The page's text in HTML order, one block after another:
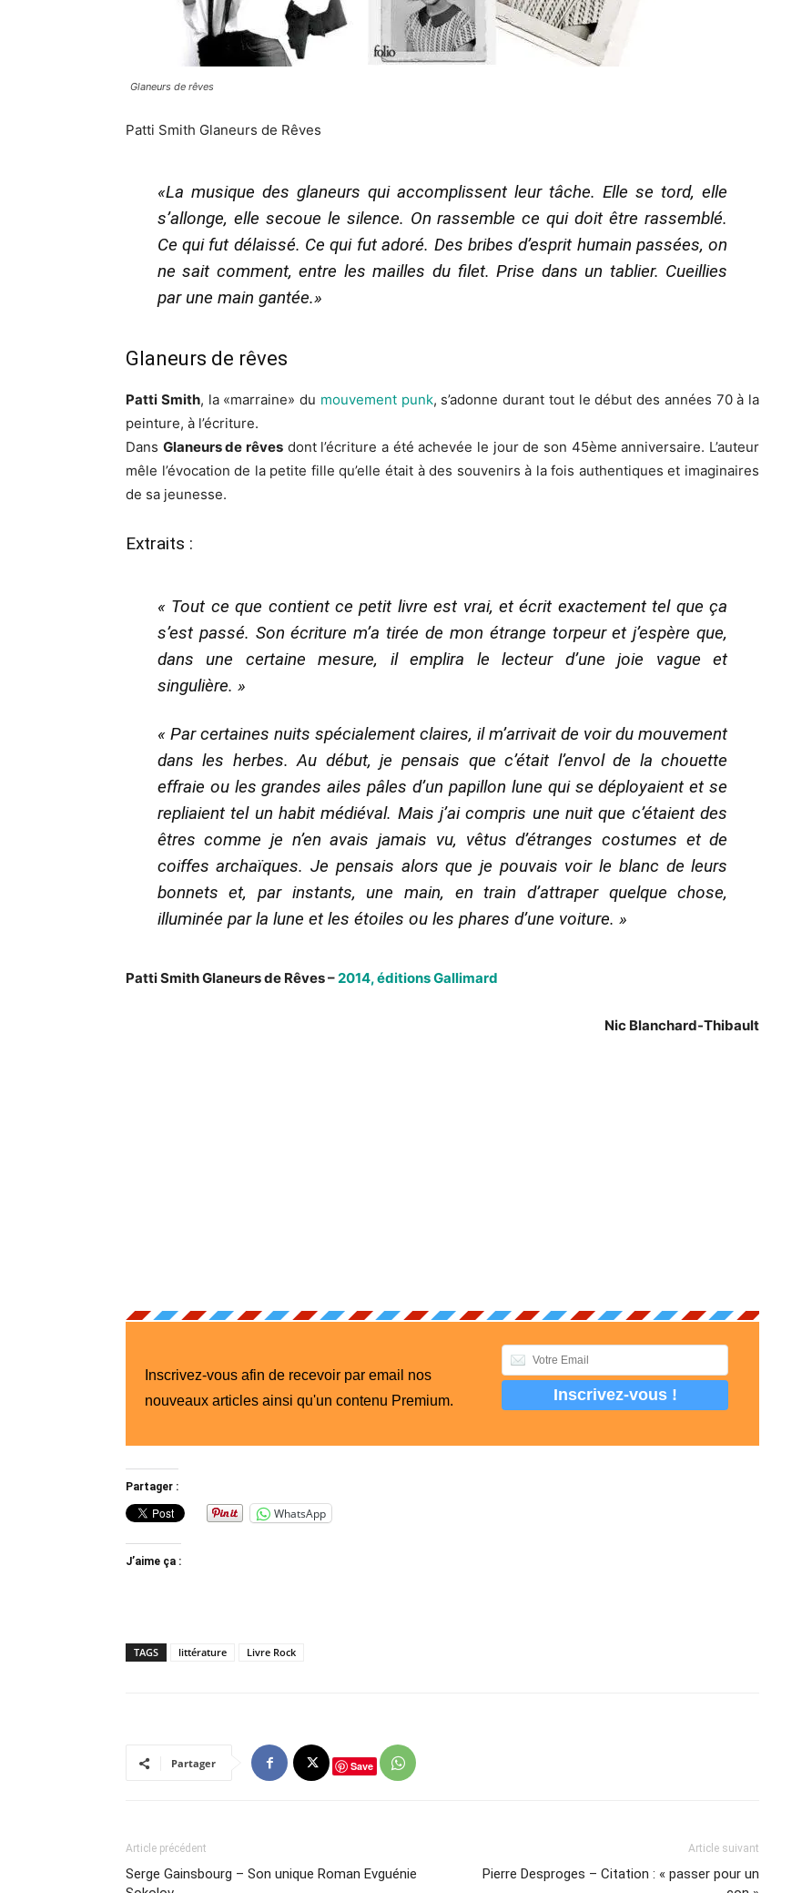
Glaneurs de rêves
Patti Smith Glaneurs de Rêves
«La musique des glaneurs qui accomplissent leur tâche. Elle se tord, elle
s’allonge, elle secoue le silence. On rassemble ce qui doit être rassemblé.
Ce qui fut délaissé. Ce qui fut adoré. Des bribes d’esprit humain passées, on
ne sait comment, entre les mailles du filet. Prise dans un tablier. Cueillies
par une main gantée.»
Glaneurs de rêves
Patti Smith, la «marraine» du mouvement punk, s’adonne durant tout le début des années 70 à la
peinture, à l’écriture.
Dans Glaneurs de rêves dont l’écriture a été achevée le jour de son 45ème anniversaire. L’auteur
mêle l’évocation de la petite fille qu’elle était à des souvenirs à la fois authentiques et imaginaires
de sa jeunesse.
Extraits :
« Tout ce que contient ce petit livre est vrai, et écrit exactement tel que ça
s’est passé. Son écriture m’a tirée de mon étrange torpeur et j’espère que,
dans une certaine mesure, il emplira le lecteur d’une joie vague et
singulière. »
« Par certaines nuits spécialement claires, il m’arrivait de voir du mouvement
dans les herbes. Au début, je pensais que c’était l’envol de la chouette
effraie ou les grandes ailes pâles d’un papillon lune qui se déployaient et se
repliaient tel un habit médiéval. Mais j’ai compris une nuit que c’étaient des
êtres comme je n’en avais jamais vu, vêtus d’étranges costumes et de
coiffes archaïques. Je pensais alors que je pouvais voir le blanc de leurs
bonnets et, par instants, une main, en train d’attraper quelque chose,
illuminée par la lune et les étoiles ou les phares d’une voiture. »
Patti Smith Glaneurs de Rêves –2014, éditions Gallimard
Nic Blanchard-Thibault
Inscrivez-vous afin de recevoir par email nos
nouveaux articles ainsi qu'un contenu Premium.
Partager :
WhatsApp
J’aime ça :
TAGS littérature Livre Rock
Partager Save
Article précédent
Serge Gainsbourg – Son unique Roman Evguénie
Article suivant
Pierre Desproges – Citation : « passer pour un